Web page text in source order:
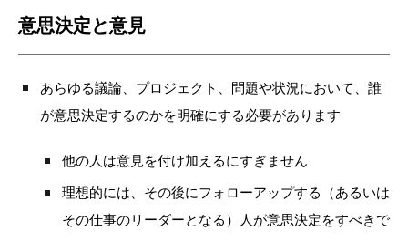
意思決定と意見
あらゆる議論、プロジェクト、問題や状況において、誰
が意思決定するのかを明確にする必要があります
他の人は意見を付け加えるにすぎません
理想的には、その後にフォローアップする（あるいは
その仕事のリーダーとなる）人が意思決定をすべきで